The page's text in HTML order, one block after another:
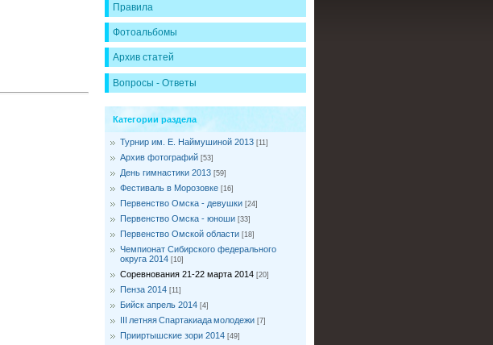
Правила
Фотоальбомы
Архив статей
Вопросы - Ответы
Категории раздела
Турнир им. Е. Наймушиной 2013 [11]
Архив фотографий [53]
День гимнастики 2013 [59]
Фестиваль в Морозовке [16]
Первенство Омска - девушки [24]
Первенство Омска - юноши [33]
Первенство Омской области [18]
Чемпионат Сибирского федерального
округа 2014 [10]
Соревнования 21-22 марта 2014 [20]
Пенза 2014 [11]
Бийск апрель 2014 [4]
III летняя Спартакиада молодежи [7]
Прииртышские зори 2014 [49]